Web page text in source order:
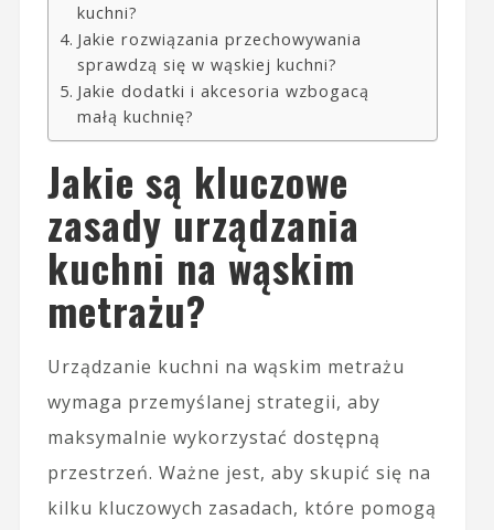
kuchni?
Jakie rozwiązania przechowywania
sprawdzą się w wąskiej kuchni?
Jakie dodatki i akcesoria wzbogacą
małą kuchnię?
Jakie są kluczowe
zasady urządzania
kuchni na wąskim
metrażu?
Urządzanie kuchni na wąskim metrażu
wymaga przemyślanej strategii, aby
maksymalnie wykorzystać dostępną
przestrzeń. Ważne jest, aby skupić się na
kilku kluczowych zasadach, które pomogą